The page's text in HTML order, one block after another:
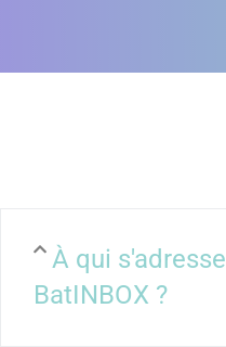
À qui
BatINBOX ?